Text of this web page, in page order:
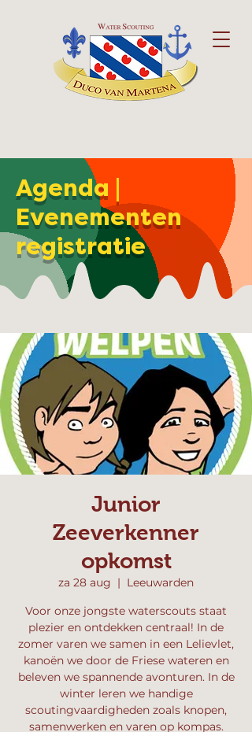
Agenda |
Evenementen
registratie
Junior
Zeeverkenner
opkomst
za 28 aug
  |
Leeuwarden
Voor onze jongste waterscouts staat
plezier en ontdekken centraal! In de
zomer varen we samen in een Lelievlet,
kanoën we door de Friese wateren en
beleven we spannende avonturen. In de
winter leren we handige
scoutingvaardigheden zoals knopen,
samenwerken en varen op kompas.